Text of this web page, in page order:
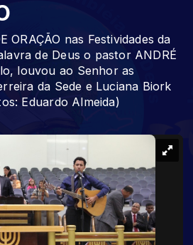
ORAÇÃO nas Festividades da
de Deus o pastor ANDRÉ
louvou ao Senhor as
da Sede e Luciana Biork
Eduardo Almeida)